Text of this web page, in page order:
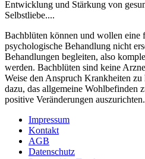
Entwicklung und Stärkung von
Selbstliebe....
Bachblüten können und wollen eine
psychologische Behandlung nicht
Behandlungen begleiten, also
werden. Bachblüten sind keine
Weise den Anspruch Krankheiten
dazu, das allgemeine Wohlbefinden
positive Veränderungen auszurichten.
Impressum
Kontakt
AGB
Datenschutz